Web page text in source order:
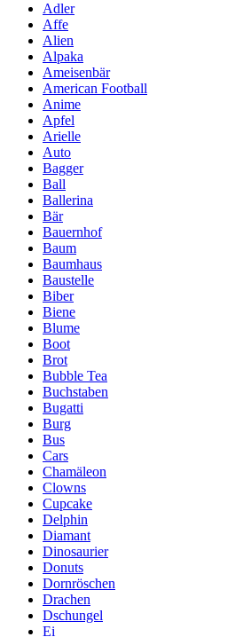
Adler
Affe
Alien
Alpaka
Ameisenbär
American Football
Anime
Apfel
Arielle
Auto
Bagger
Ball
Ballerina
Bär
Bauernhof
Baum
Baumhaus
Baustelle
Biber
Biene
Blume
Boot
Brot
Bubble Tea
Buchstaben
Bugatti
Burg
Bus
Cars
Chamäleon
Clowns
Cupcake
Delphin
Diamant
Dinosaurier
Donuts
Dornröschen
Drachen
Dschungel
Ei